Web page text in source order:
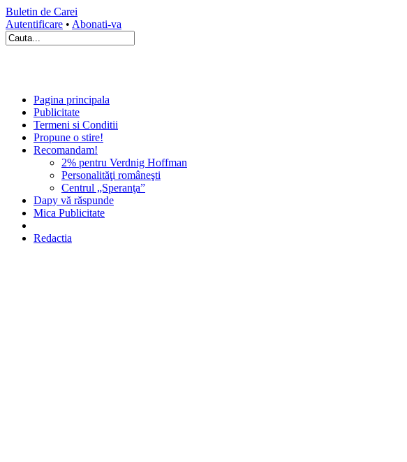
Buletin de Carei
Autentificare • Abonati-va
Pagina principala
Publicitate
Termeni si Conditii
Propune o stire!
Recomandam!
2% pentru Verdnig Hoffman
Personalităţi româneşti
Centrul „Speranţa”
Dapy vă răspunde
Mica Publicitate
Redactia